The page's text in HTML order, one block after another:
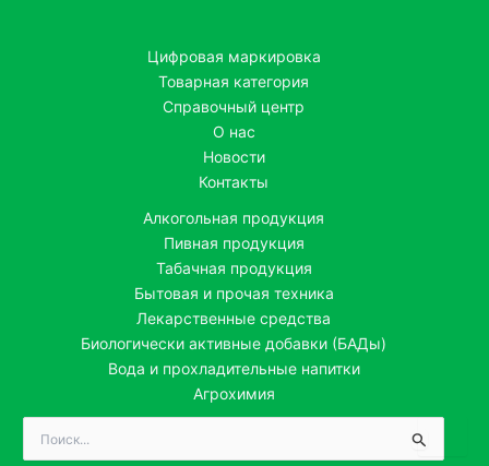
Цифровая маркировка
Товарная категория
Справочный центр
О нас
Новости
Контакты
Алкогольная продукция
Пивная продукция
Табачная продукция
Бытовая и прочая техника
Лекарственные средства
Биологически активные добавки (БАДы)
Вода и прохладительные напитки
Агрохимия
Поиск: